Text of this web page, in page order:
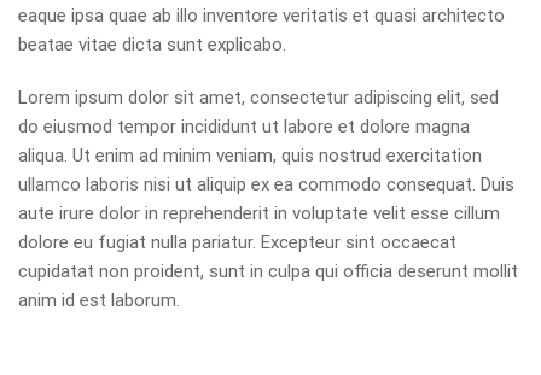
eaque ipsa quae ab illo inventore veritatis et quasi architecto
beatae vitae dicta sunt explicabo.
Lorem ipsum dolor sit amet, consectetur adipiscing elit, sed
do eiusmod tempor incididunt ut labore et dolore magna
aliqua. Ut enim ad minim veniam, quis nostrud exercitation
ullamco laboris nisi ut aliquip ex ea commodo consequat. Duis
aute irure dolor in reprehenderit in voluptate velit esse cillum
dolore eu fugiat nulla pariatur. Excepteur sint occaecat
cupidatat non proident, sunt in culpa qui officia deserunt mollit
anim id est laborum.